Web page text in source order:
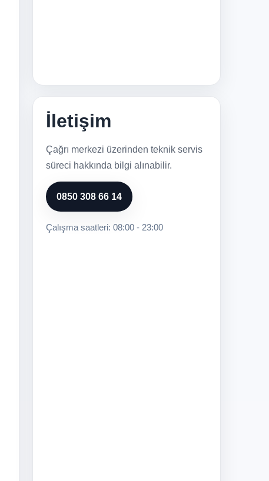
İletişim
Çağrı merkezi üzerinden teknik servis
süreci hakkında bilgi alınabilir.
0850 308 66 14
Çalışma saatleri: 08:00 - 23:00